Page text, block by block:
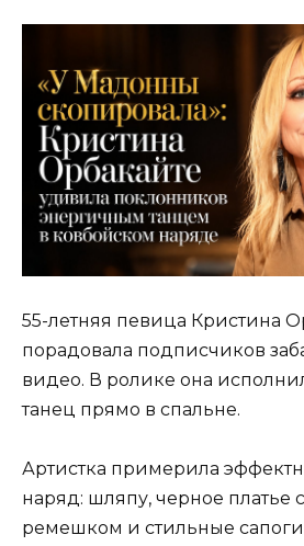
55-летняя певица Кристина
порадовала подписчиков
видео. В ролике она
танец прямо в спальне.
Артистка примерила
наряд: шляпу, черное платье
ремешком и стильные